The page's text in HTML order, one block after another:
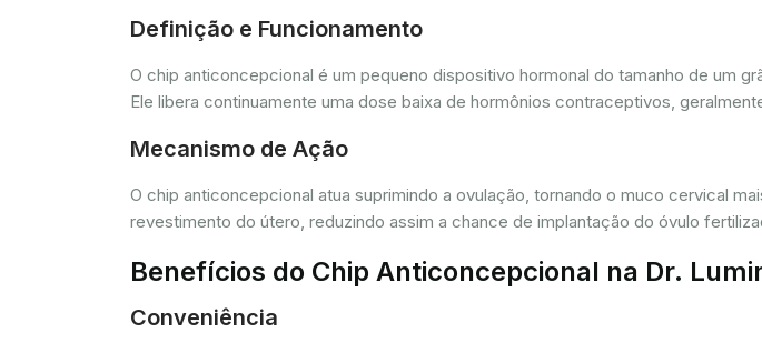
Definição e Funcionamento
O chip anticoncepcional é um pequeno dispositivo hormonal do tamanho de um
Ele libera continuamente uma dose baixa de hormônios contraceptivos,
Mecanismo de Ação
O chip anticoncepcional atua suprimindo a ovulação, tornando o muco cervical
revestimento do útero, reduzindo assim a chance de implantação do óvulo
Benefícios do Chip Anticoncepcional na Dr.
Conveniência